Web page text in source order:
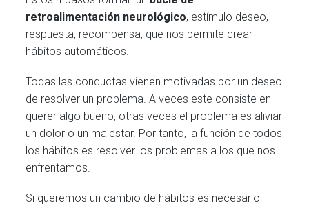
retroalimentación neurológico, estímulo deseo,
respuesta, recompensa, que nos permite crear
hábitos automáticos.
Todas las conductas vienen motivadas por un deseo
de resolver un problema. A veces este consiste en
querer algo bueno, otras veces el problema es aliviar
un dolor o un malestar. Por tanto, la función de todos
los hábitos es resolver los problemas a los que nos
enfrentamos.
Si queremos un cambio de hábitos es necesario